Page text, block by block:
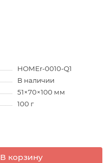
HOMEr-0010-Q1
В наличии
51×70×100 мм
100 г
В корзину